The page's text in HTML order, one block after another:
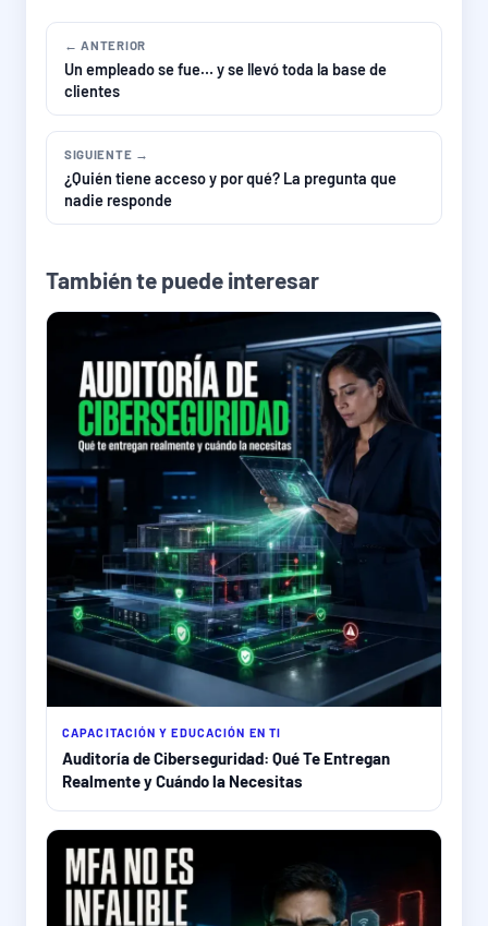
← ANTERIOR
Un empleado se fue… y se llevó toda la base de
clientes
SIGUIENTE →
¿Quién tiene acceso y por qué? La pregunta que
nadie responde
También te puede interesar
CAPACITACIÓN Y EDUCACIÓN EN TI
Auditoría de Ciberseguridad: Qué Te Entregan
Realmente y Cuándo la Necesitas